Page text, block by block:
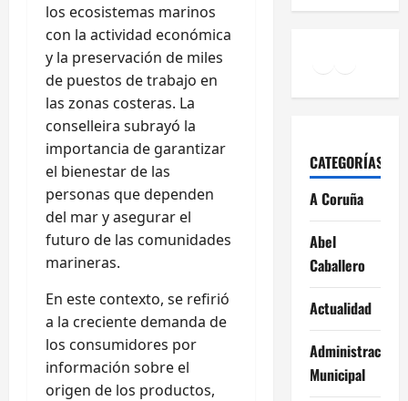
los ecosistemas marinos
con la actividad económica
y la preservación de miles
de puestos de trabajo en
las zonas costeras. La
conselleira subrayó la
importancia de garantizar
el bienestar de las
personas que dependen
del mar y asegurar el
futuro de las comunidades
marineras.
En este contexto, se refirió
a la creciente demanda de
los consumidores por
información sobre el
origen de los productos,
CATEGORÍAS
A Coruña
Abel
Caballero
Actualidad
Administración
Municipal